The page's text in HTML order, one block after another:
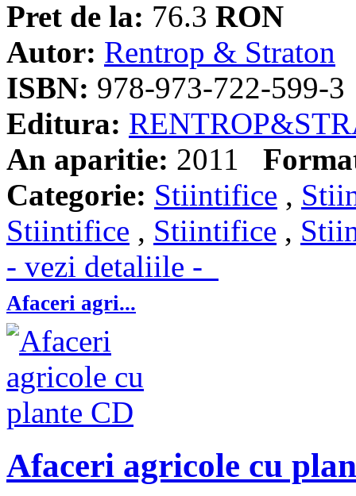
Pret de la: 76.3 RON
Autor: Rentrop & Straton
ISBN: 978-973-722-599-3
Editura:
An aparitie: 2011
Categorie: Stiintifice ,
Stiintifice , Stiintifice ,
- vezi detaliile -
Afaceri agri...
Afaceri agricole cu